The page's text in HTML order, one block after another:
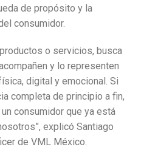
de propósito y la
consumidor.
o servicios, busca
y lo representen
digital y emocional. Si
completa de principio a fin,
consumidor que ya está
explicó Santiago
de VML México.